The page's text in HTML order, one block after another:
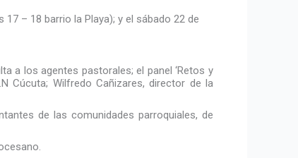
– 18 barrio la Playa); y el sábado 22 de
a los agentes pastorales; el panel ‘Retos y
Cúcuta; Wilfredo Cañizares, director de la
de las comunidades parroquiales, de